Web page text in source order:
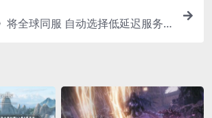
将全球同服 自动选择低延迟服务